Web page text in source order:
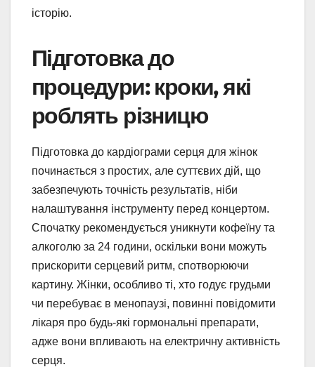
історію.
Підготовка до
процедури: кроки, які
роблять різницю
Підготовка до кардіограми серця для жінок
починається з простих, але суттєвих дій, що
забезпечують точність результатів, ніби
налаштування інструменту перед концертом.
Спочатку рекомендується уникнути кофеїну та
алкоголю за 24 години, оскільки вони можуть
прискорити серцевий ритм, спотворюючи
картину. Жінки, особливо ті, хто годує грудьми
чи перебуває в менопаузі, повинні повідомити
лікаря про будь-які гормональні препарати,
адже вони впливають на електричну активність
серця.